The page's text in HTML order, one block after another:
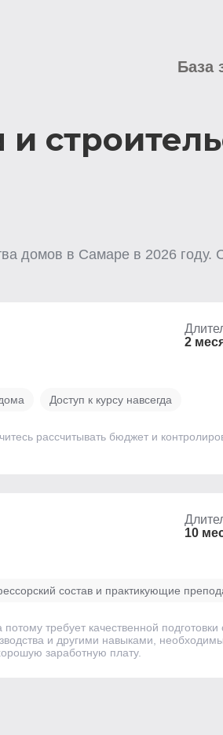
База
домов в Самаре в 2026 году.
2
Доступ к курсу навсегда
рассчитывать бюджет и
10
состав и практикующие
требует качественной
и другими навыками,
заработную плату.